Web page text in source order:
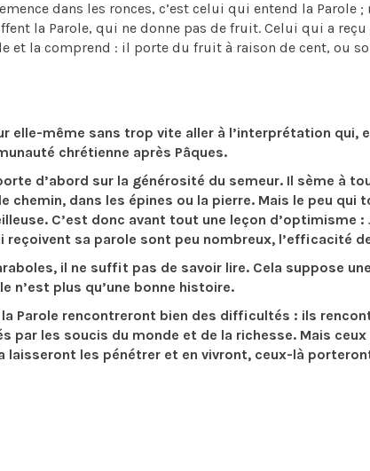
dans les ronces, c’est celui qui entend la Parole
la Parole, qui ne donne pas de fruit. Celui qui a reçu
et la comprend : il porte du fruit à raison de cent, ou
elle-même sans trop vite aller à l’interprétation qui,
chrétienne après Pâques.
d’abord sur la générosité du semeur. Il sème à
chemin, dans les épines ou la pierre. Mais le peu qui
C’est donc avant tout une leçon d’optimisme :
reçoivent sa parole sont peu nombreux, l’efficacité
il ne suffit pas de savoir lire. Cela suppose
n’est plus qu’une bonne histoire.
Parole rencontreront bien des difficultés : ils
par les soucis du monde et de la richesse. Mais
laisseront les pénétrer et en vivront, ceux-là